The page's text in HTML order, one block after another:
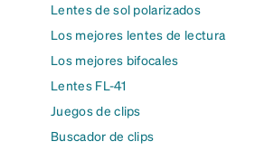
Lentes de sol polarizados
Los mejores lentes de lectura
Los mejores bifocales
Lentes FL-41
Juegos de clips
Buscador de clips